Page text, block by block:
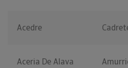
Acedre
Aceria De Alava